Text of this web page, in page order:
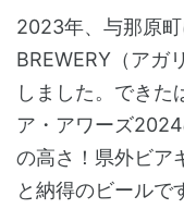
2023年、与那原
BREWERY（アガ
しました。できた
ア・アワーズ
の高さ！県外ビア
と納得のビールで